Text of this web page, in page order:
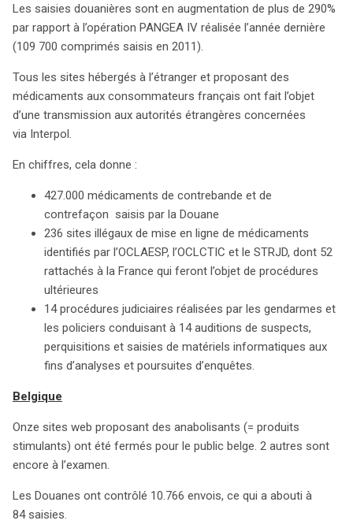
Les saisies douanières sont en augmentation de plus de 290%
par rapport à l’opération PANGEA IV réalisée l’année dernière
(109 700 comprimés saisis en 2011).
Tous les sites hébergés à l’étranger et proposant des
médicaments aux consommateurs français ont fait l’objet
d’une transmission aux autorités étrangères concernées
via Interpol.
En chiffres, cela donne :
427.000 médicaments de contrebande et de
contrefaçon saisis par la Douane
236 sites illégaux de mise en ligne de médicaments
identifiés par l’OCLAESP, l’OCLCTIC et le STRJD, dont 52
rattachés à la France qui feront l’objet de procédures
ultérieures
14 procédures judiciaires réalisées par les gendarmes et
les policiers conduisant à 14 auditions de suspects,
perquisitions et saisies de matériels informatiques aux
fins d’analyses et poursuites d’enquêtes.
Belgique
Onze sites web proposant des anabolisants (= produits
stimulants) ont été fermés pour le public belge. 2 autres sont
encore à l’examen.
Les Douanes ont contrôlé 10.766 envois, ce qui a abouti à
84 saisies.